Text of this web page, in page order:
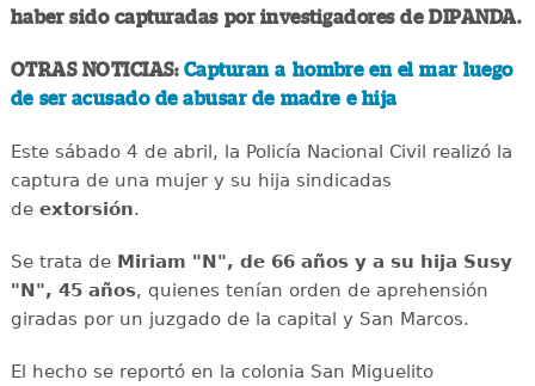
haber sido capturadas por investigadores de DIPANDA.
OTRAS NOTICIAS: Capturan a hombre en el mar luego
de ser acusado de abusar de madre e hija
Este sábado 4 de abril, la Policía Nacional Civil realizó la
captura de una mujer y su hija sindicadas
de extorsión.
Se trata de Miriam "N", de 66 años y a su hija Susy
"N", 45 años, quienes tenían orden de aprehensión
giradas por un juzgado de la capital y San Marcos.
El hecho se reportó en la colonia San Miguelito